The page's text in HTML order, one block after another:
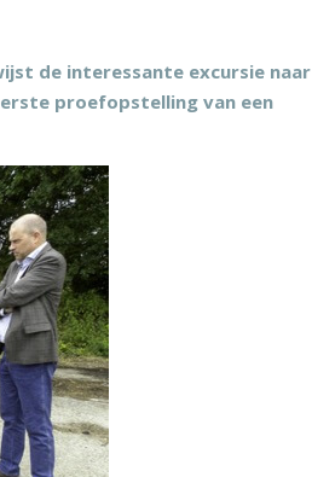
de interessante excursie naar
proefopstelling van een